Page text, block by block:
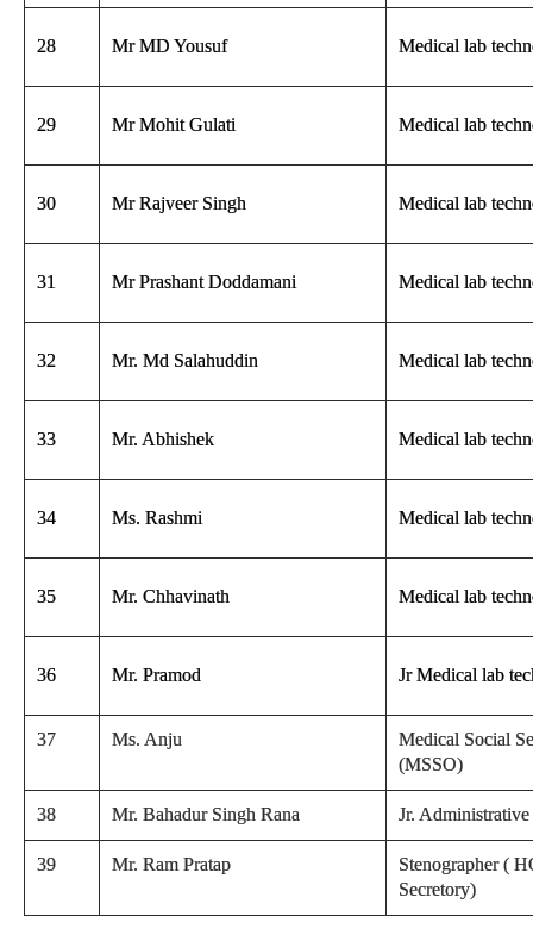
28 Mr MD Yousuf Medical lab
29 Mr Mohit Gulati Medical lab
30 Mr Rajveer Singh Medical lab
31 Mr Prashant Doddamani Medical lab
32 Mr. Md Salahuddin Medical lab
33 Mr. Abhishek Medical lab
34 Ms. Rashmi Medical lab
35 Mr. Chhavinath Medical lab
36 Mr. Pramod Jr Medical lab
37 Ms. Anju
Medical Social
(MSSO)
38 Mr. Bahadur Singh Rana Jr.
39 Mr. Ram Pratap
Stenographer (
Secretory)